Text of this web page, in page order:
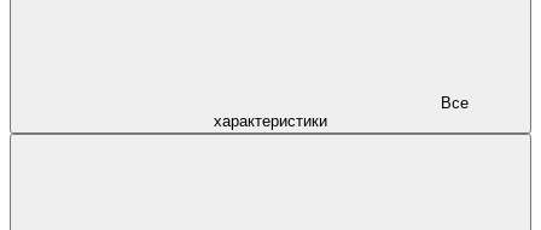
характеристики